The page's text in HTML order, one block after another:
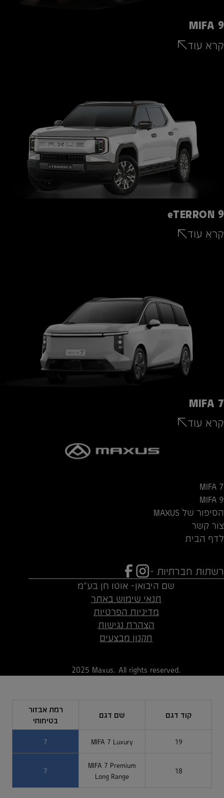
MIFA 9
קרא עוד
eTERRON 9
קרא עוד
MIFA 7
קרא עוד
MIFA 7
MIFA 9
הסיפור של MAXUS
צור קשר
לדף הבית
רשתות חברתיות -
שם היבואן- אוטו חן בע"מ
תנאי שימוש באתר
מדיניות הפרטיות
הצהרת נגישות
תקנון מבצעים
2025 Maxus. All rights reserved.
קוד דגם שם דגם
רמת אבזור
בטיחותי
19
MIFA 7 Luxury
7
18
MIFA 7 Premium
Long Range
7
*4946